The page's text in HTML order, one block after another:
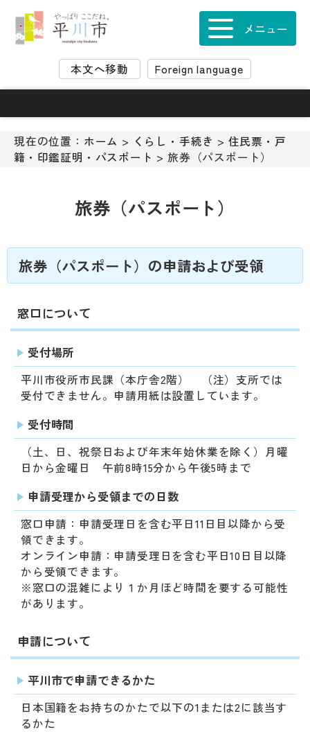
ョ
ス
本
へ
す
本文へ移動 Foreign language
メニュー
現在の位置： ホーム > くらし・手続き > 住民票・戸
籍・印鑑証明・パスポート > 旅券（パスポート）
旅券（パスポート）
旅券（パスポート）の申請および受領
窓口について
受付場所
平川市役所市民課（本庁舎2階） （注）支所では
受付できません。申請用紙は設置しています。
受付時間
（土、日、祝祭日および年末年始休業を除く）月曜
日から金曜日 午前8時15分から午後5時まで
申請受理から受領までの日数
窓口申請：申請受理日を含む平日11日目以降から受
領できます。
オンライン申請：申請受理日を含む平日10日目以降
から受領できます。
※窓口の混雑により１か月ほど時間を要する可能性
があります。
申請について
平川市で申請できるかた
日本国籍をお持ちのかたで以下の1または2に該当す
るかた